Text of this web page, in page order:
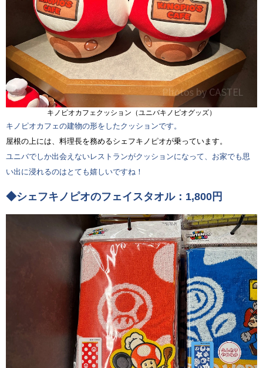
キノピオカフェクッション（ユニバキノピオグッズ）
キノピオカフェの建物の形をしたクッションです。
屋根の上には、料理長を務めるシェフキノピオが乗っています。
ユニバでしか出会えないレストランがクッションになって、お家でも思
い出に浸れるのはとても嬉しいですね！
◆シェフキノピオのフェイスタオル：1,800円